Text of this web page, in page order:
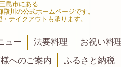
島市にある
川の公式ホームページです。
テイクアウトも承ります。
ュー 法要料理
お祝い料
へのご案内 ふるさと納税